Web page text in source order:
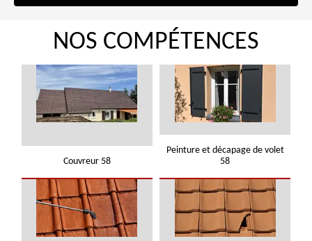
NOS COMPÉTENCES
Couvreur 58
Peinture et décapage de volet
58